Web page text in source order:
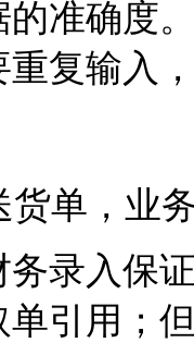
的准确度
重复输入
货单，业
务录入保
引用；